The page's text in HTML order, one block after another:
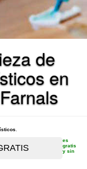
de
en
es
gratis
y sin